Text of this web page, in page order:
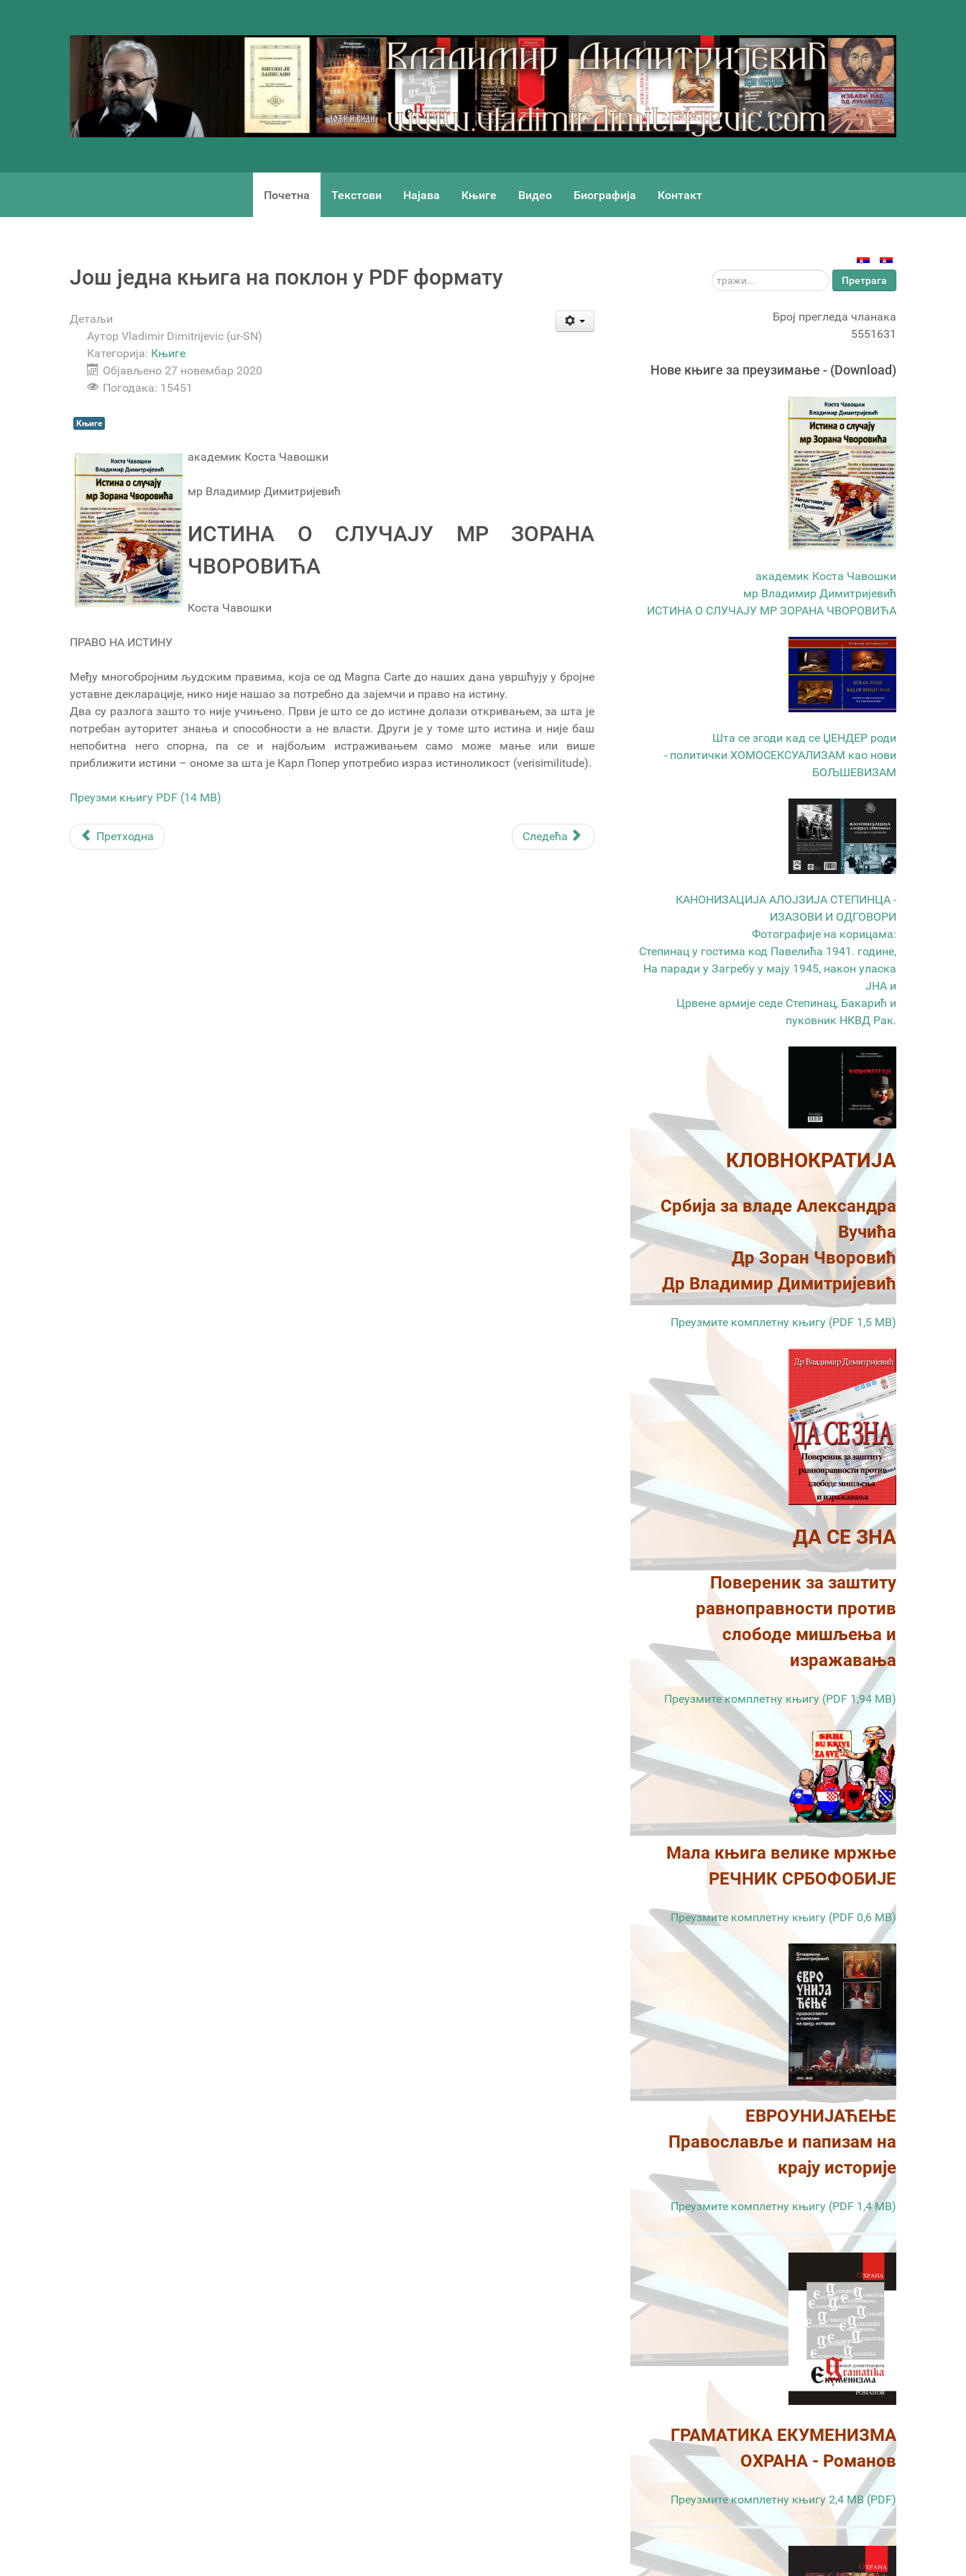
Почетна Текстови Најава Књиге Видео Биографија Контакт
Још једна књига на поклон у PDF формату
Детаљи
Аутор Vladimir Dimitrijevic (ur-SN)
Категорија: Књиге
Објављено 27 новембар 2020
Погодака: 15451
Књиге
академик Коста Чавошки
мр Владимир Димитријевић
ИСТИНА О СЛУЧАЈУ МР ЗОРАНА
ЧВОРОВИЋА
Коста Чавошки
ПРАВО НА ИСТИНУ
Међу многобројним људским правима, која се од Magna Carte до наших дана увршћују у бројне
уставне декларације, нико није нашао за потребно да зајемчи и право на истину.
Два су разлога зашто то није учињено. Први је што се до истине долази откривањем, за шта је
потребан ауторитет знања и способности а не власти. Други је у томе што истина и није баш
непобитна него спорна, па се и најбољим истраживањем само може мање или више
приближити истини – ономе за шта је Карл Попер употребио израз истиноликост (verisimilitude).
Преузми књигу PDF (14 MB)
Претходна Следећа
тражи... Претрага
Број прегледа чланака
5551631
Новe књигe за преузимање - (Download)
академик Коста Чавошки
мр Владимир Димитријевић
ИСТИНА О СЛУЧАЈУ МР ЗОРАНА ЧВОРОВИЋА
Шта се згоди кад се ЏЕНДЕР роди
- политички ХОМОСЕКСУАЛИЗАМ као нови
БОЉШЕВИЗАМ
КАНОНИЗАЦИЈА АЛОЈЗИЈА СТЕПИНЦА -
ИЗАЗОВИ И ОДГОВОРИ
Фотографије на корицама:
Степинац у гостима код Павелића 1941. године,
На паради у Загребу у мају 1945, након уласка
ЈНА и
Црвене армије седе Степинац, Бакарић и
пуковник НКВД Рак.
КЛОВНОКРАТИЈА
Србија за владе Александра
Вучића
Др Зоран Чворовић
Др Владимир Димитријевић
Преузмите комплетну књигу (PDF 1,5 MB)
ДА СЕ ЗНА
Повереник за заштиту
равноправности против
слободе мишљења и
изражавања
Преузмите комплетну књигу (PDF 1,94 MB)
Мала књига велике мржње
РЕЧНИК СРБОФОБИЈЕ
Преузмите комплетну књигу (PDF 0,6 MB)
ЕВРОУНИЈАЋЕЊЕ
Православље и папизам на
крају историје
Преузмите комплетну књигу (PDF 1,4 MB)
ГРАМАТИКА ЕКУМЕНИЗМА
ОХРАНА - Романов
Преузмите комплетну књигу 2,4 MB (PDF)